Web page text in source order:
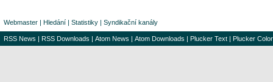
Webmaster | Hledání | Statistiky | Syndikační kanály
RSS News | RSS Downloads | Atom News | Atom Downloads | Plucker Text | Plucker Color